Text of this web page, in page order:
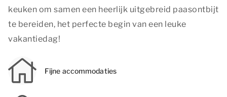
keuken om samen een heerlijk uitgebreid paasontbijt
te bereiden, het perfecte begin van een leuke
vakantiedag!
Fijne accommodaties